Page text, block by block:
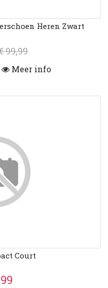
Heren Zwart
99,99
Meer info
Court